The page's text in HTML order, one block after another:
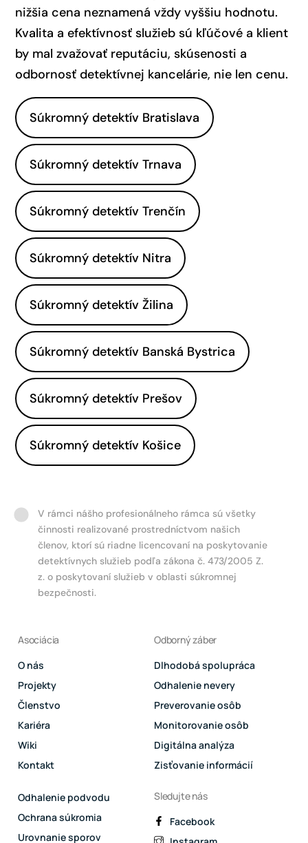
nižšia cena neznamená vždy vyššiu hodnotu.
Kvalita a efektívnosť služieb sú kľúčové a klient
by mal zvažovať reputáciu, skúsenosti a
odbornosť detektívnej kancelárie, nie len cenu.
Súkromný detektív Bratislava
Súkromný detektív Trnava
Súkromný detektív Trenčín
Súkromný detektív Nitra
Súkromný detektív Žilina
Súkromný detektív Banská Bystrica
Súkromný detektív Prešov
Súkromný detektív Košice
V rámci nášho profesionálneho rámca sú všetky
činnosti realizované prostredníctvom našich
členov, ktorí sú riadne licencovaní na poskytovanie
detektívnych služieb podľa zákona č. 473/2005 Z.
z. o poskytovaní služieb v oblasti súkromnej
bezpečnosti.
Asociácia
O nás
Projekty
Členstvo
Kariéra
Wiki
Kontakt
Odborný záber
Dlhodobá spolupráca
Odhalenie nevery
Preverovanie osôb
Monitorovanie osôb
Digitálna analýza
Zisťovanie informácií
Odhalenie podvodu
Ochrana súkromia
Urovnanie sporov
Sledujte nás
Facebook